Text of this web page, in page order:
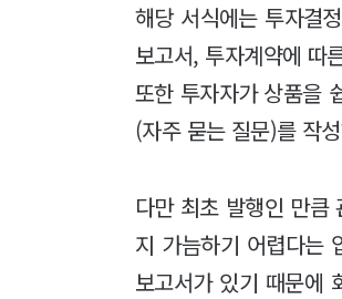
해당 서식에는 투자결
보고서, 투자계약에 따
또한 투자자가 상품을
(자주 묻는 질문)를 작
다만 최초 발행인 만큼
지 가늠하기 어렵다는
보고서가 있기 때문에